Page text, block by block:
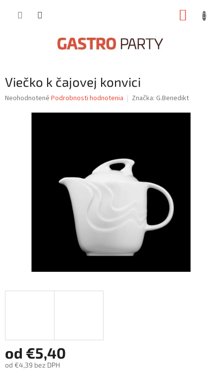
Viečko k čajovej konvici
Priemerné
Neohodnotené Podrobnosti hodnotenia Značka: G.Benedikt
od €5,40
od €4,39 bez DPH